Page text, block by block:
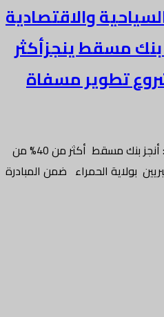
والاقتصادية
بنك مسقط ينجزأكثر
مشروع تطوير مسفاة
مسقط – طريق لمستقبل: أنجز بنك مسقط أكثر من 40% من
بولاية الحمراء ضمن المبادرة